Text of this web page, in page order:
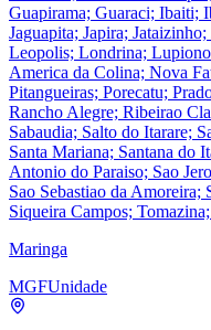
Guapirama; Guaraci; Ibaiti;
Jaguapita; Japira;
Leopolis; Londrina;
America da Colina; Nova
Pitangueiras; Porecatu;
Rancho Alegre; Ribeirao
Sabaudia; Salto do Itarare;
Santa Mariana; Santana do
Antonio do Paraiso; Sao
Sao Sebastiao da Amoreira;
Siqueira Campos;
Maringa
MGFUnidade